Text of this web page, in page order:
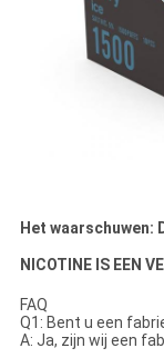
Het waarschuwen:
NICOTINE IS EEN
FAQ
Q1: Bent u een
A: Ja, zijn wij een